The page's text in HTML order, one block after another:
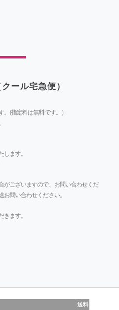
ール宅急便）
。(指定料は無料です。）
ます。
ございますので、お問い合わせくだ
問い合わせください。
ます。
送料